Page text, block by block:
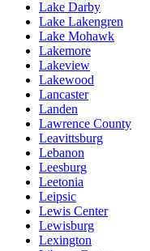
Lake Darby
Lake Lakengren
Lake Mohawk
Lakemore
Lakeview
Lakewood
Lancaster
Landen
Lawrence County
Leavittsburg
Lebanon
Leesburg
Leetonia
Leipsic
Lewis Center
Lewisburg
Lexington